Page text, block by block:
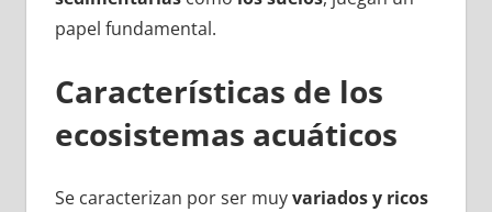
papel fundamental.
Características de los
ecosistemas acuáticos
Se caracterizan por ser muyvariados y ricos